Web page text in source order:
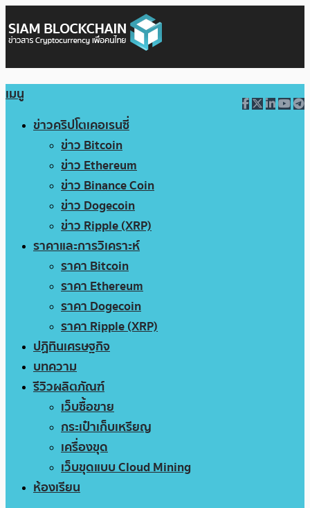
เมนู
ข่าวคริปโตเคอเรนซี่
ข่าว Bitcoin
ข่าว Ethereum
ข่าว Binance Coin
ข่าว Dogecoin
ข่าว Ripple (XRP)
ราคาและการวิเคราะห์
ราคา Bitcoin
ราคา Ethereum
ราคา Dogecoin
ราคา Ripple (XRP)
ปฏิทินเศรษฐกิจ
บทความ
รีวิวผลิตภัณฑ์
เว็บซื้อขาย
กระเป๋าเก็บเหรียญ
เครื่องขุด
เว็บขุดแบบ Cloud Mining
ห้องเรียน